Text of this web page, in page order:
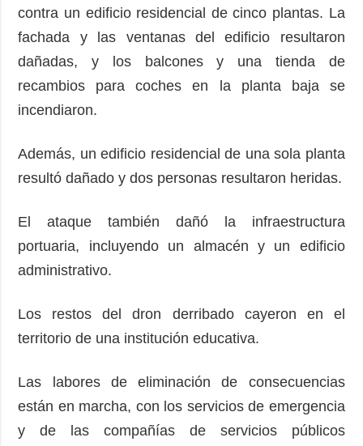
contra un edificio residencial de cinco plantas. La
fachada y las ventanas del edificio resultaron
dañadas, y los balcones y una tienda de
recambios para coches en la planta baja se
incendiaron.
Además, un edificio residencial de una sola planta
resultó dañado y dos personas resultaron heridas.
El ataque también dañó la infraestructura
portuaria, incluyendo un almacén y un edificio
administrativo.
Los restos del dron derribado cayeron en el
territorio de una institución educativa.
Las labores de eliminación de consecuencias
están en marcha, con los servicios de emergencia
y de las compañías de servicios públicos